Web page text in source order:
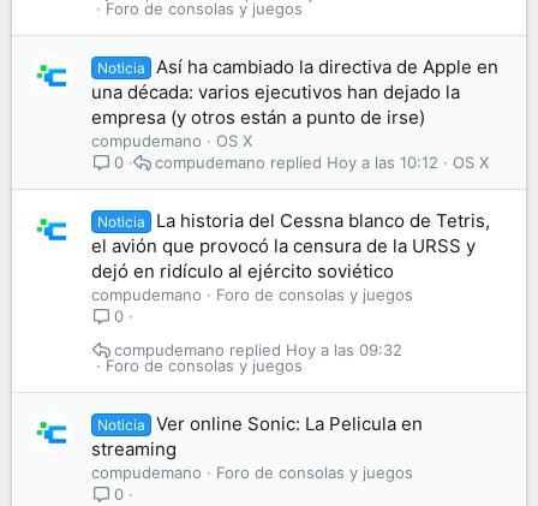
Foro de consolas y juegos
Noticia
Así ha cambiado la directiva de Apple en
una década: varios ejecutivos han dejado la
empresa (y otros están a punto de irse)
compudemano
OS X
0
OS X
Hoy a las 10:12
compudemano
Noticia
La historia del Cessna blanco de Tetris,
el avión que provocó la censura de la URSS y
dejó en ridículo al ejército soviético
compudemano
Foro de consolas y juegos
0
Foro de consolas y juegos
Hoy a las 09:32
compudemano
Noticia
Ver online Sonic: La Pelicula en
streaming
compudemano
Foro de consolas y juegos
0